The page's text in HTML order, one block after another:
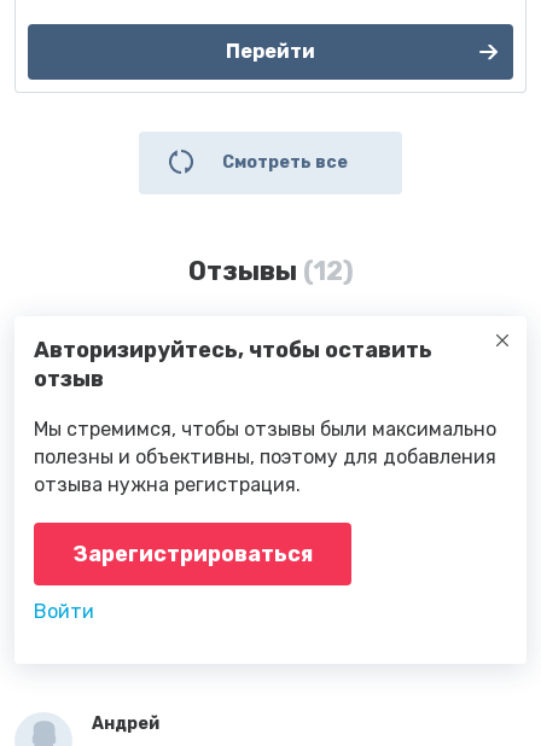
Перейти
Смотреть все
Отзывы (12)
Авторизируйтесь, чтобы оставить
отзыв
Мы стремимся, чтобы отзывы были максимально
полезны и объективны, поэтому для добавления
отзыва нужна регистрация.
Зарегистрироваться
Войти
Андрей